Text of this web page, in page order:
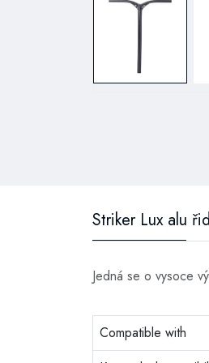
Striker Lux alu
Jedná se o vysoce
Compatible with